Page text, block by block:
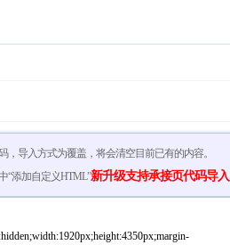
，导入方式为覆盖，将会清空目前已有的内容。
“添加自定义HTML”新升级支持承接页代码导入